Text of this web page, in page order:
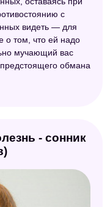
с
видеть — для
о том, что ей надо
мучающий вас
обмана
- сонник